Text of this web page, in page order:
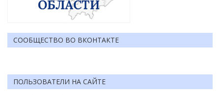
СООБЩЕСТВО ВО ВКОНТАКТЕ
ПОЛЬЗОВАТЕЛИ НА САЙТЕ